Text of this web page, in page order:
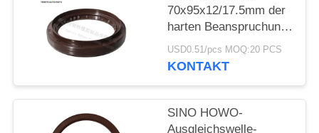
70x95x12/17.5mm der
harten Beanspruchung
der Dongfeng-LKW-
Öldichtungs-
USD0.51/pcs MOQ:20 PCS
KONTAKT
SINO HOWO-
Ausgleichswelle-